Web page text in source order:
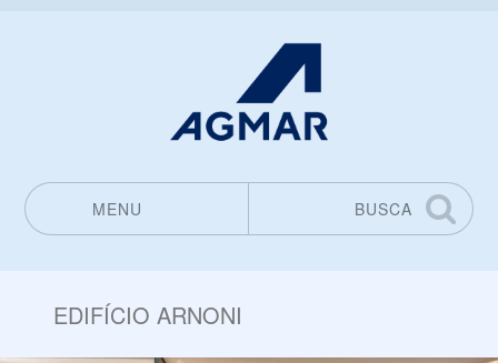
MENU
BUSCA
EDIFÍCIO ARNONI